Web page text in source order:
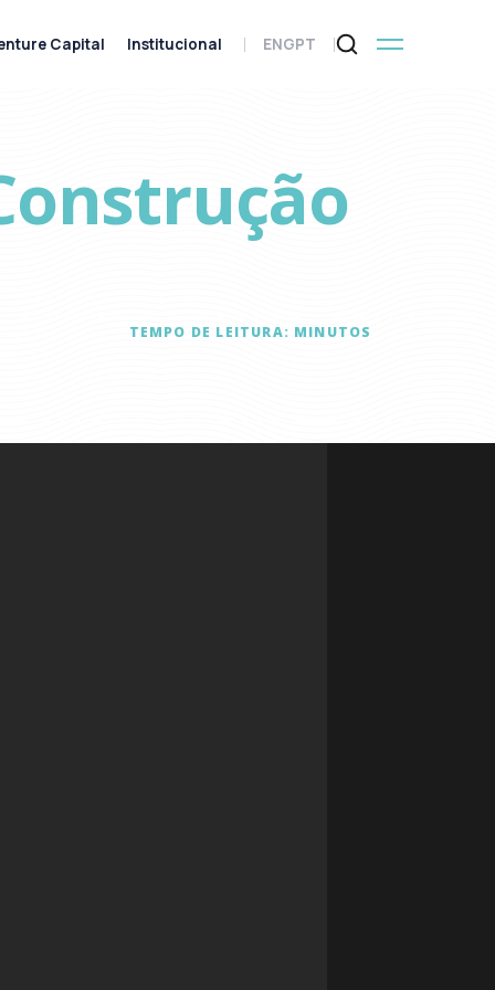
TEMPO DE LEITURA: MINUTOS
Capital Institucional ENGPT